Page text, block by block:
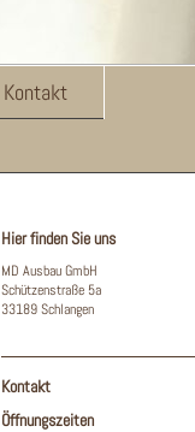
Kontakt
Hier finden Sie uns
MD Ausbau GmbH
Schützenstraße 5a
33189 Schlangen
Kontakt
Öffnungszeiten